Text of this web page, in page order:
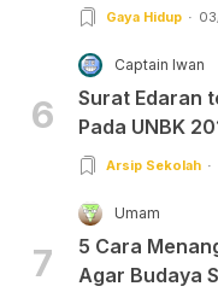
Gaya Hidup
6
Captain Iwan
Surat Edaran
Pada UNBK
Arsip Sekolah
7
Umam
5 Cara
Agar Budaya